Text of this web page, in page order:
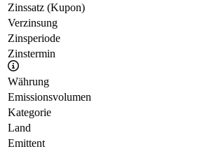
Zinssatz (Kupon)
Verzinsung
Zinsperiode
Zinstermin
Währung
Emissionsvolumen
Kategorie
Land
Emittent